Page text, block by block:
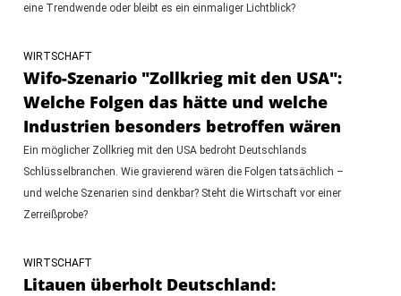
eine Trendwende oder bleibt es ein einmaliger Lichtblick?
WIRTSCHAFT
Wifo-Szenario "Zollkrieg mit den USA":
Welche Folgen das hätte und welche
Industrien besonders betroffen wären
Ein möglicher Zollkrieg mit den USA bedroht Deutschlands
Schlüsselbranchen. Wie gravierend wären die Folgen tatsächlich –
und welche Szenarien sind denkbar? Steht die Wirtschaft vor einer
Zerreißprobe?
WIRTSCHAFT
Litauen überholt Deutschland: